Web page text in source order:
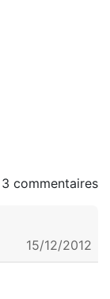
3 commentaires
15/12/2012